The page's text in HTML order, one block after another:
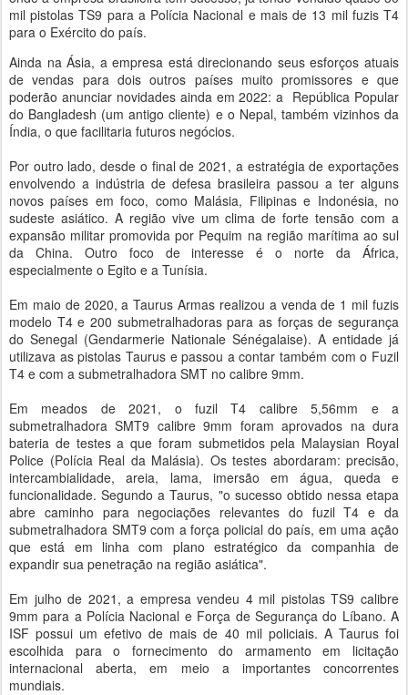
mil pistolas TS9 para a Polícia Nacional e mais de 13 mil fuzis T4
para o Exército do país.
Ainda na Ásia, a empresa está direcionando seus esforços atuais
de vendas para dois outros países muito promissores e que
poderão anunciar novidades ainda em 2022: a República Popular
do Bangladesh (um antigo cliente) e o Nepal, também vizinhos da
Índia, o que facilitaria futuros negócios.
Por outro lado, desde o final de 2021, a estratégia de exportações
envolvendo a indústria de defesa brasileira passou a ter alguns
novos países em foco, como Malásia, Filipinas e Indonésia, no
sudeste asiático. A região vive um clima de forte tensão com a
expansão militar promovida por Pequim na região marítima ao sul
da China. Outro foco de interesse é o norte da África,
especialmente o Egito e a Tunísia.
Em maio de 2020, a Taurus Armas realizou a venda de 1 mil fuzis
modelo T4 e 200 submetralhadoras para as forças de segurança
do Senegal (Gendarmerie Nationale Sénégalaise). A entidade já
utilizava as pistolas Taurus e passou a contar também com o Fuzil
T4 e com a submetralhadora SMT no calibre 9mm.
Em meados de 2021, o fuzil T4 calibre 5,56mm e a
submetralhadora SMT9 calibre 9mm foram aprovados na dura
bateria de testes a que foram submetidos pela Malaysian Royal
Police (Polícia Real da Malásia). Os testes abordaram: precisão,
intercambialidade, areia, lama, imersão em água, queda e
funcionalidade. Segundo a Taurus, "o sucesso obtido nessa etapa
abre caminho para negociações relevantes do fuzil T4 e da
submetralhadora SMT9 com a força policial do país, em uma ação
que está em linha com plano estratégico da companhia de
expandir sua penetração na região asiática".
Em julho de 2021, a empresa vendeu 4 mil pistolas TS9 calibre
9mm para a Polícia Nacional e Força de Segurança do Líbano. A
ISF possui um efetivo de mais de 40 mil policiais. A Taurus foi
escolhida para o fornecimento do armamento em licitação
internacional aberta, em meio a importantes concorrentes
mundiais.